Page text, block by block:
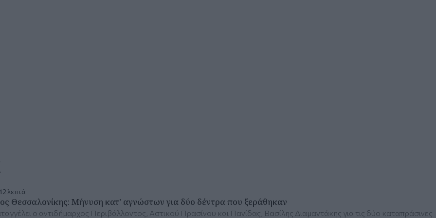
λεπτά
Θεσσαλονίκης: Μήνυση κατ' αγνώστων για δύο δέντρα που ξεράθηκαν
ο αντιδήμαρχος Περιβάλλοντος, Αστικού Πρασίνου και Πανίδας, Βασίλης Διαμαντάκης για τις δύο καταπράσινες